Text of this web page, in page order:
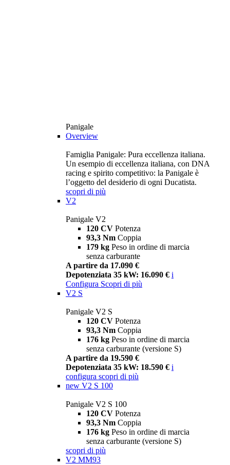
Panigale
Overview
Famiglia Panigale: Pura eccellenza italiana.
Un esempio di eccellenza italiana, con DNA
racing e spirito competitivo: la Panigale è
l’oggetto del desiderio di ogni Ducatista.
scopri di più
V2
Panigale V2
120 CV Potenza
93,3 Nm Coppia
179 kg Peso in ordine di marcia
senza carburante
A partire da 17.090 €
Depotenziata 35 kW: 16.090 € i
Configura Scopri di più
V2 S
Panigale V2 S
120 CV Potenza
93,3 Nm Coppia
176 kg Peso in ordine di marcia
senza carburante (versione S)
A partire da 19.590 €
Depotenziata 35 kW: 18.590 € i
configura scopri di più
new V2 S 100
Panigale V2 S 100
120 CV Potenza
93,3 Nm Coppia
176 kg Peso in ordine di marcia
senza carburante (versione S)
scopri di più
V2 MM93